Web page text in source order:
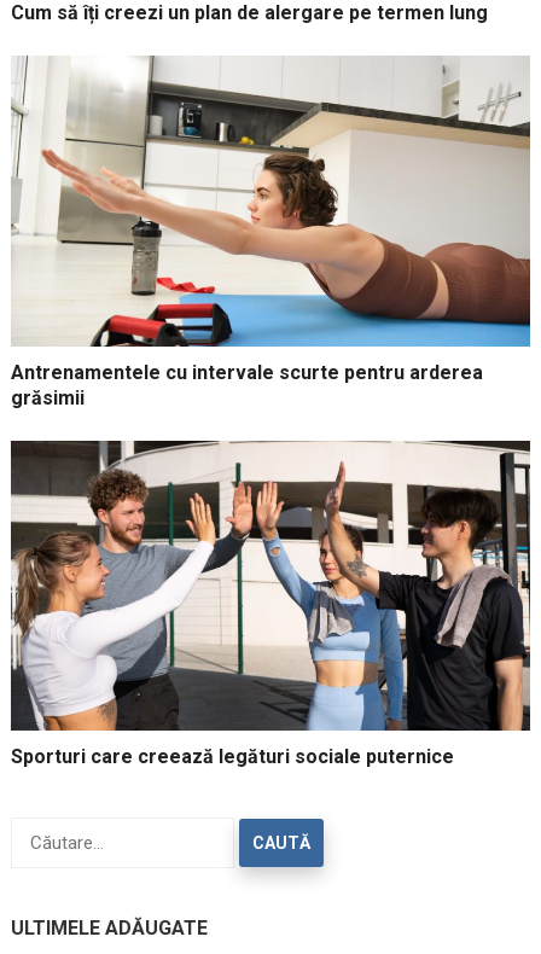
Cum să îți creezi un plan de alergare pe termen lung
Antrenamentele cu intervale scurte pentru arderea
grăsimii
Sporturi care creează legături sociale puternice
după:
ULTIMELE ADĂUGATE